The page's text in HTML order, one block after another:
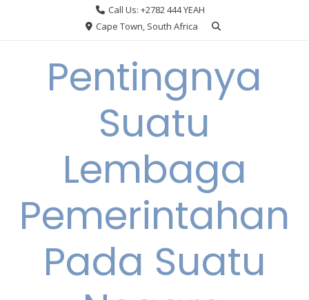
Call Us: +2782 444 YEAH
Cape Town, South Africa
Pentingnya
Suatu
Lembaga
Pemerintahan
Pada Suatu